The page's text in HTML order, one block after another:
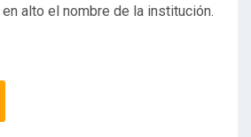
alto el nombre de la institución.